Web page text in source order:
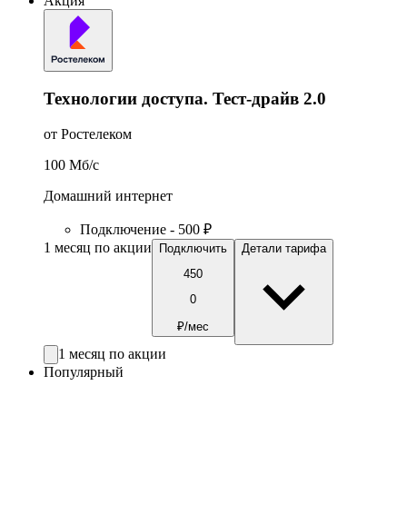
Технологии доступа. Тест-драйв 2.0
от Ростелеком
100 Мб/c
Домашний интернет
Подключение - 500 ₽
1 месяц по акции
Подключить
450
0
₽/мес
Детали тарифа
1 месяц по акции
Популярный